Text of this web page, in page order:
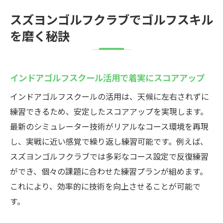
スズヨンゴルフクラブでゴルフスキル
を磨く秘訣
インドアゴルフスクール活用で着実にスコアアップ
インドアゴルフスクールの活用は、天候に左右されずに
練習できるため、安定したスコアアップを実現します。
最新のシミュレーター技術がリアルなコース環境を再現
し、実戦に近い感覚で繰り返し練習可能です。例えば、
スズヨンゴルフクラブでは多彩なコース設定で反復練習
ができ、個々の課題に合わせた練習プランが組めます。
これにより、効率的に技術を向上させることが可能で
す。